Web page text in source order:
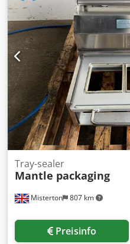
Misterton 807 km
Tray-sealer
Mantle packaging
Preisinfo